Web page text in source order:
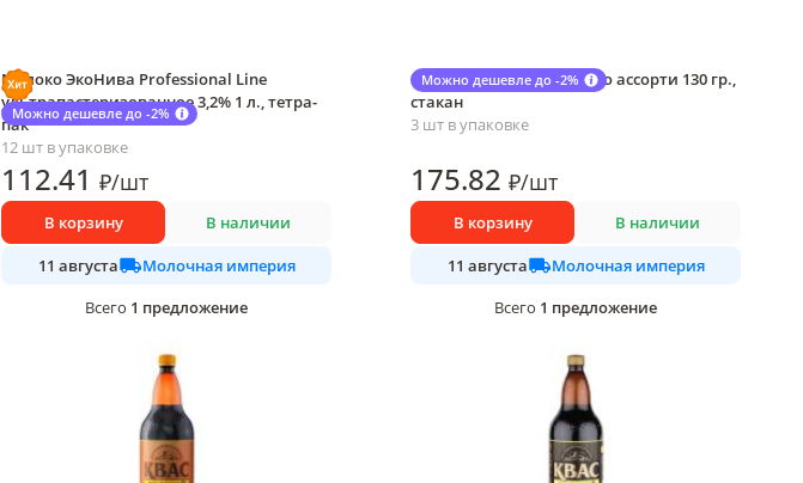
Можно дешевле до -2%
Молоко ЭкоНива Professional Line
ультрапастеризованное 3,2% 1 л., тетра-
пак
12 шт в упаковке
112.41 ₽/шт
В корзину В наличии
11 августа
Молочная империя
Всего 1 предложение
Можно дешевле до -2%
Гренки Традиции и Благо ассорти 130 гр.,
стакан
3 шт в упаковке
175.82 ₽/шт
В корзину В наличии
11 августа
Молочная империя
Всего 1 предложение